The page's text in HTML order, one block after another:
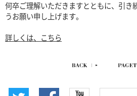
何卒ご理解いただきますとともに、引き
うお願い申し上げます。
詳しくは、こちら